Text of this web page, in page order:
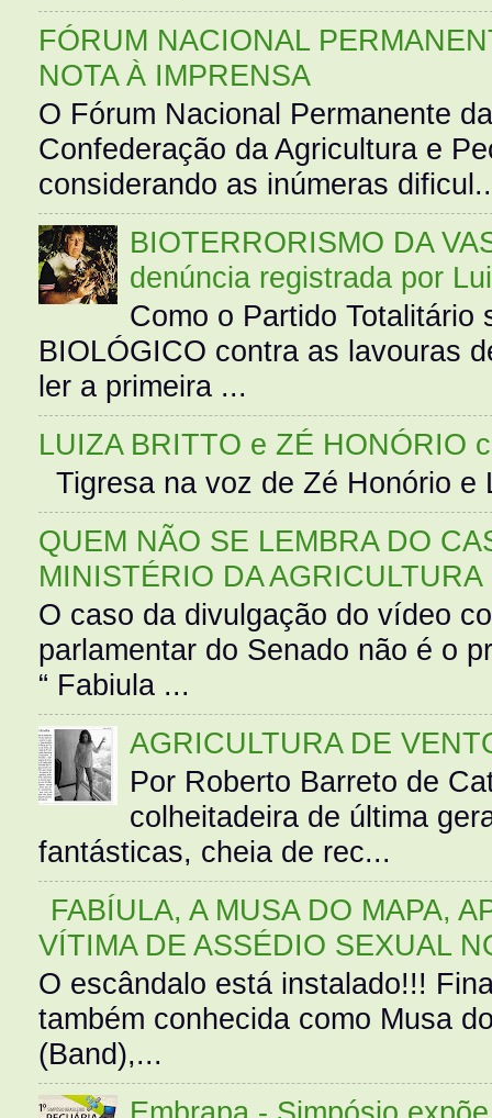
FÓRUM NACIONAL
NOTA À IMPRENSA
O Fórum Nacional Permanente
Confederação da Agricultura e
considerando as inúmeras
BIOTERRORISMO DA
denúncia registrada por
Como o Partido Totalitário
BIOLÓGICO contra as lavouras
ler a primeira ...
LUIZA BRITTO e ZÉ HONÓRIO
Tigresa na voz de Zé Honório
QUEM NÃO SE LEMBRA DO
MINISTÉRIO DA AGRICULTURA
O caso da divulgação do vídeo
parlamentar do Senado não é o
“ Fabiula ...
AGRICULTURA DE
Por Roberto Barreto de
colheitadeira de última
fantásticas, cheia de rec...
FABÍULA, A MUSA DO MAPA,
VÍTIMA DE ASSÉDIO SEXUAL
O escândalo está instalado!!!
também conhecida como Musa
(Band),...